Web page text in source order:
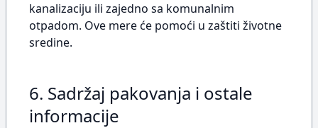
kanalizaciju ili zajedno sa komunalnim
otpadom. Ove mere će pomoći u zaštiti životne
sredine.
6. Sadržaj pakovanja i ostale
informacije